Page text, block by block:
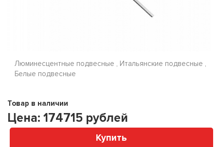
Люминесцентные подвесные , Итальянские подвесные ,
Белые подвесные
Товар в наличии
Цена: 174715 рублей
Купить